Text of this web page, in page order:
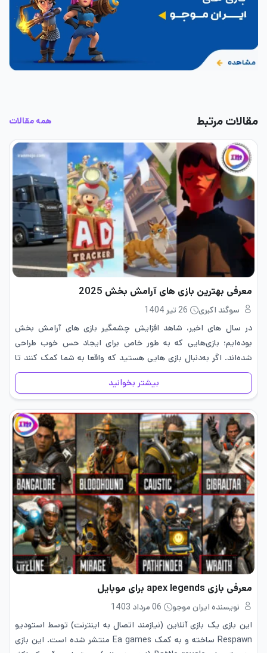
مقالات مرتبط همه مقالات
معرفی بهترین بازی های آرامش بخش 2025
سوگند اکبری
26 تیر 1404
در سال های اخیر، شاهد افزایش چشمگیر بازی های آرامش بخش
بوده‌ایم؛ بازی‌هایی که به طور خاص برای ایجاد حس خوب طراحی
شده‌اند. اگر به‌دنبال بازی هایی هستید که واقعا به شما کمک کنند تا
ذهن‌تان را آرام کنید، این…
بیشتر بخوانید
معرفی بازی apex legends برای موبایل
نویسنده ایران موجو
06 مرداد 1403
این بازی یک بازی آنلاین (نیازمند اتصال به اینترنت) توسط استودیو
Respawn ساخته و به کمک Ea games منتشر شده است. این بازی